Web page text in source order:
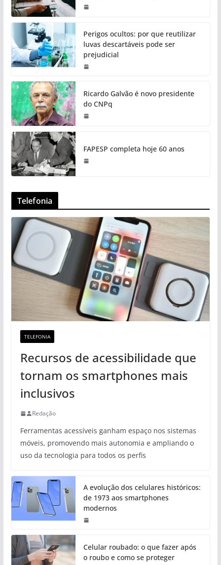
Perigos ocultos: por que reutilizar
luvas descartáveis pode ser
prejudicial
Ricardo Galvão é novo presidente
do CNPq
FAPESP completa hoje 60 anos
Telefonia
TELEFONIA
Recursos de acessibilidade que
tornam os smartphones mais
inclusivos
Redação
Ferramentas acessíveis ganham espaço nos sistemas
móveis, promovendo mais autonomia e ampliando o
uso da tecnologia para todos os perfis
A evolução dos celulares históricos:
de 1973 aos smartphones
modernos
Celular roubado: o que fazer após
o roubo e como se proteger